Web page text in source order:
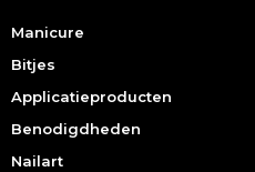
Manicure
Bitjes
Applicatieproducten
Benodigdheden
Nailart